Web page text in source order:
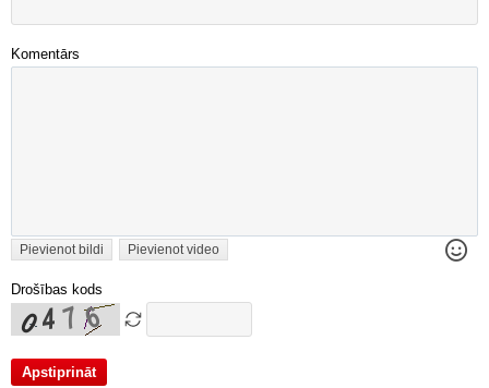
Komentārs
Pievienot bildi Pievienot video
Drošības kods